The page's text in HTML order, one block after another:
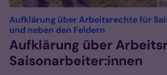
©
Aufklärung über Arbeitsrechte für
und neben den Feldern
Aufklärung über
Saisonarbeiter:innen